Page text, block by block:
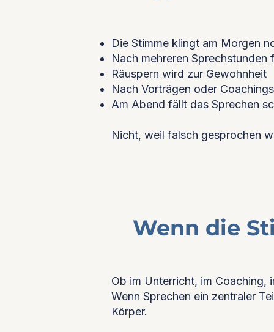
Die Stimme klingt am Morgen
Nach mehreren
Räuspern wird zur Gewohnheit
Nach Vorträgen oder
Am Abend fällt das Sprechen
Nicht, weil falsch gesprochen
Wenn die
Ob im Unterricht, im Coaching,
Wenn Sprechen ein zentraler
Körper.